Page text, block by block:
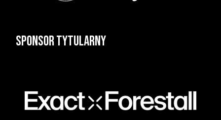
Sponsor tytularny